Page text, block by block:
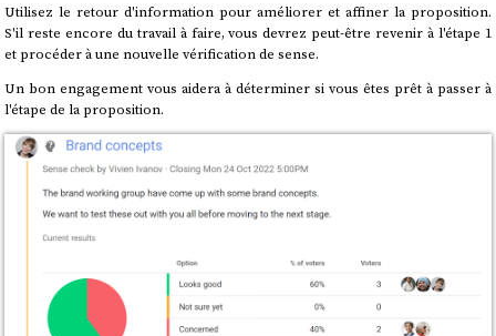
Utilisez le retour d'information pour améliorer et affiner la proposition.
S'il reste encore du travail à faire, vous devrez peut-être revenir à l'étape 1
et procéder à une nouvelle vérification de sense.
Un bon engagement vous aidera à déterminer si vous êtes prêt à passer à
l'étape de la proposition.